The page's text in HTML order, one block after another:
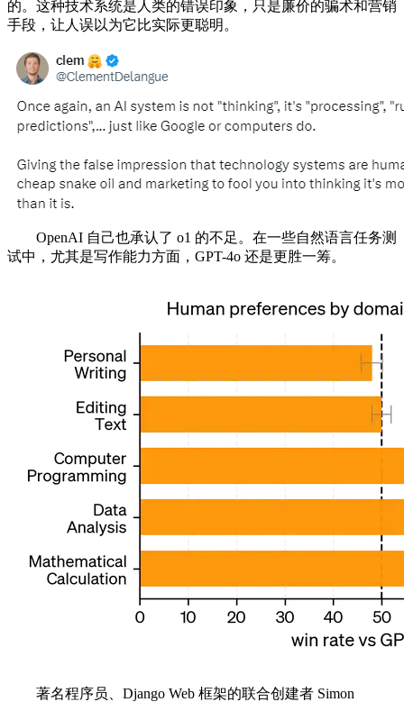
的。这种技术系统是人类的错误印象，只是廉价的骗术和营销
手段，让人误以为它比实际更聪明。
OpenAI 自己也承认了 o1 的不足。在一些自然语言任务测
试中，尤其是写作能力方面，GPT-4o 还是更胜一筹。
著名程序员、Django Web 框架的联合创建者 Simon